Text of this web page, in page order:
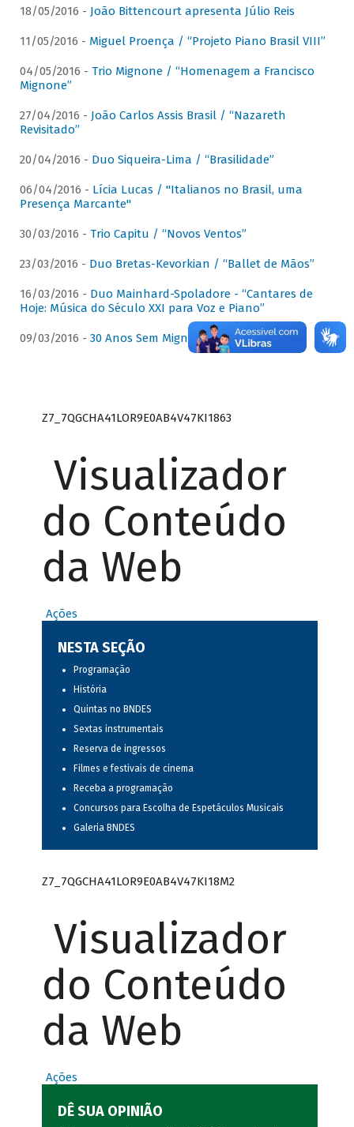
18/05/2016 - João Bittencourt apresenta Júlio Reis
11/05/2016 - Miguel Proença / “Projeto Piano Brasil VIII”
04/05/2016 - Trio Mignone / “Homenagem a Francisco
Mignone”
27/04/2016 - João Carlos Assis Brasil / “Nazareth
Revisitado”
20/04/2016 - Duo Siqueira-Lima / “Brasilidade”
06/04/2016 - Lícia Lucas / "Italianos no Brasil, uma
Presença Marcante"
30/03/2016 - Trio Capitu / “Novos Ventos”
23/03/2016 - Duo Bretas-Kevorkian / “Ballet de Mãos”
16/03/2016 - Duo Mainhard-Spoladore - “Cantares de
Hoje: Música do Século XXI para Voz e Piano”
09/03/2016 - 30 Anos Sem Mignone
Z7_7QGCHA41LOR9E0AB4V47KI1863
Visualizador
do Conteúdo
da Web
Ações
NESTA SEÇÃO
Programação
História
Quintas no BNDES
Sextas instrumentais
Reserva de ingressos
Filmes e festivais de cinema
Receba a programação
Concursos para Escolha de Espetáculos Musicais
Galeria BNDES
Z7_7QGCHA41LOR9E0AB4V47KI18M2
Visualizador
do Conteúdo
da Web
Ações
DÊ SUA OPINIÃO